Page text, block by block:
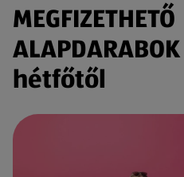
MEGFIZETHETŐ
hétfőtől